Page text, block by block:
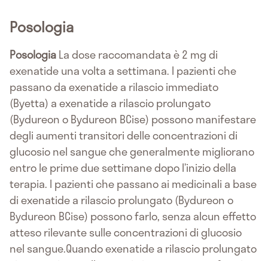
Posologia
PosologiaLa dose raccomandata è 2 mg di
exenatide una volta a settimana. I pazienti che
passano da exenatide a rilascio immediato
(Byetta) a exenatide a rilascio prolungato
(Bydureon o Bydureon BCise) possono manifestare
degli aumenti transitori delle concentrazioni di
glucosio nel sangue che generalmente migliorano
entro le prime due settimane dopo l’inizio della
terapia. I pazienti che passano ai medicinali a base
di exenatide a rilascio prolungato (Bydureon o
Bydureon BCise) possono farlo, senza alcun effetto
atteso rilevante sulle concentrazioni di glucosio
nel sangue.Quando exenatide a rilascio prolungato